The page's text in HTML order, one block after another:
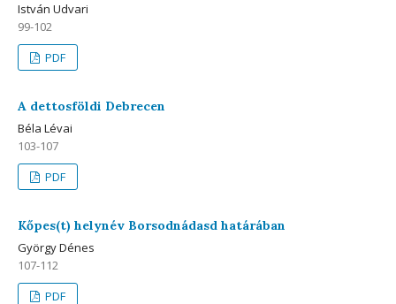
István Udvari
99-102
PDF
A dettosföldi Debrecen
Béla Lévai
103-107
PDF
Kőpes(t) helynév Borsodnádasd határában
György Dénes
107-112
PDF